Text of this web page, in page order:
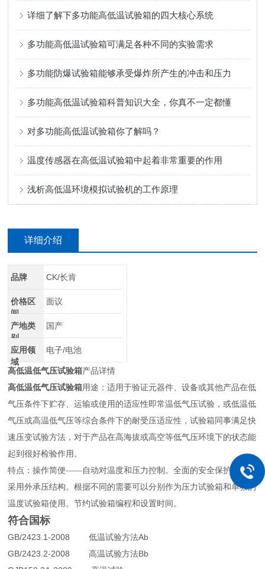
详细了解下多功能高低温试验箱的四大核心系统
多功能高低温试验箱可满足各种不同的实验需求
多功能防爆试验箱能够承受爆炸所产生的冲击和压力
多功能高低温试验箱科普知识大全，你真不一定都懂
对多功能高低温试验箱你了解吗？
温度传感器在高低温试验箱中起着非常重要的作用
浅析高低温环境模拟试验机的工作原理
详细介绍
品牌 CK/长肯
价格区
间
面议
产地类
别
国产
应用领
域
电子/电池
高低温低气压试验箱产品详情
高低温低气压试验箱用途：适用于验证元器件、设备或其他产品在低
气压条件下贮存、运输或使用的适应性即常温低气压试验，或低温低
气压或高温低气压等综合条件下的耐受压适应性，试验箱同事满足快
速压变试验方法，对于产品在高海拔或高空等低气压环境下的状态能
起到很好检验作用。
特点：操作简便——自动对温度和压力控制。全面的安全保护装置，
采用外承压结构。根据不同的需要可以分别作为压力试验箱和单独的
温度试验箱使用。节约试验箱编程和设置时间。
符合国标
GB/2423.1-2008 低温试验方法Ab
GB/2423.2-2008 高温试验方法Bb